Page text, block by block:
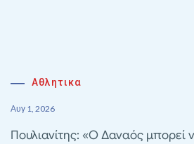
Αθλητικα
Αυγ 1, 2026
Πουλιανίτης: «Ο Δαναός μπορεί